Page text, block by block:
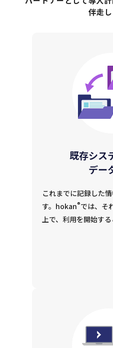
伴走し
既存シス
デー
これまでに記録した
す。hokan®では、そ
上で、利用を開始する